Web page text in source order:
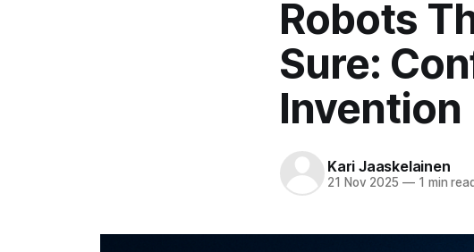
Robots
Sure:
Invention
Kari Jaaskelainen
21 Nov 2025 —1 min